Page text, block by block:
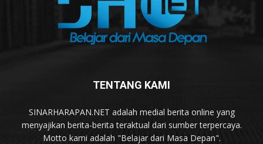
TENTANG KAMI
SINARHARAPAN.NET adalah medial berita online yang
menyajikan berita-berita teraktual dari sumber terpercaya.
Motto kami adalah "Belajar dari Masa Depan".